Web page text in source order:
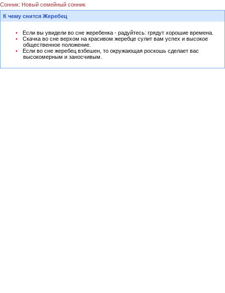
Сонник: Новый семейный сонник
К чему снится Жеребец
Если вы увидели во сне жеребенка - радуйтесь: грядут хорошие времена.
Скачка во сне верхом на красивом жеребце сулит вам успех и высокое
общественное положение.
Если во сне жеребец взбешен, то окружающая роскошь сделает вас
высокомерным и заносчивым.